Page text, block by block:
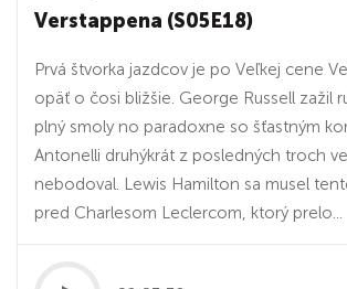
Verstappena (S05E18)
Prvá štvorka jazdcov je po Veľkej cene
opäť o čosi bližšie. George Russell zažil
plný smoly no paradoxne so šťastným
Antonelli druhýkrát z posledných troch
nebodoval. Lewis Hamilton sa musel
pred Charlesom Leclercom, ktorý prelo...